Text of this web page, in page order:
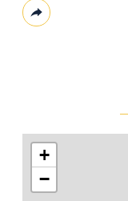
Plus
de
+
−